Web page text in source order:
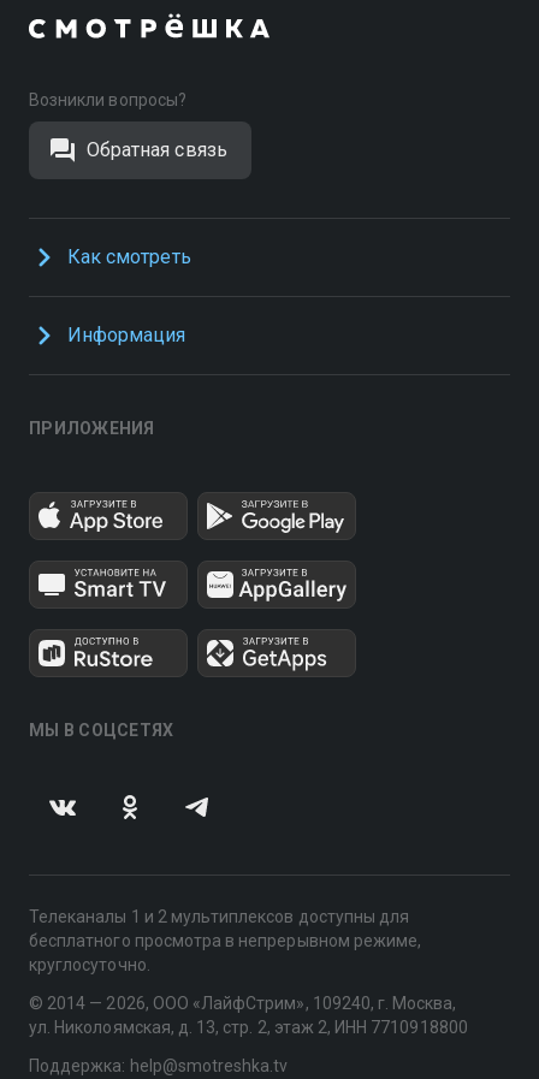
Возникли вопросы?
Обратная связь
Как смотреть
Информация
ПРИЛОЖЕНИЯ
МЫ В СОЦСЕТЯХ
Телеканалы 1 и 2 мультиплексов доступны для
бесплатного просмотра в непрерывном режиме,
круглосуточно.
© 2014 — 2026, ООО «ЛайфСтрим», 109240, г. Москва,
ул. Николоямская, д. 13, стр. 2, этаж 2, ИНН 7710918800
Поддержка: help@smotreshka.tv